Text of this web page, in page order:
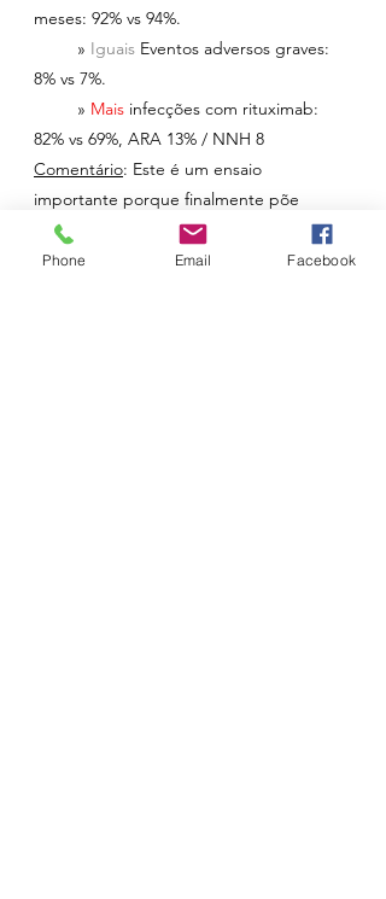
meses: 92% vs 94%.
» Iguais Eventos adversos graves:
8% vs 7%.
» Mais infecções com rituximab:
82% vs 69%, ARA 13% / NNH 8
Comentário: Este é um ensaio
importante porque finalmente põe
frente a frente duas estratégias anti-
CD20 que, na prática, já vinham a ser
Phone Email Facebook